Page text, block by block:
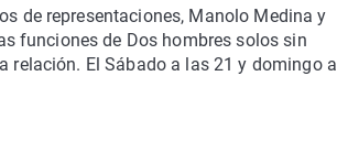
de representaciones, Manolo Medina y
funciones de Dos hombres solos sin
relación. El Sábado a las 21 y domingo a